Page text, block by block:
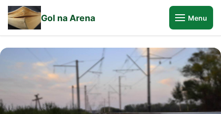
Gol na Arena Menu